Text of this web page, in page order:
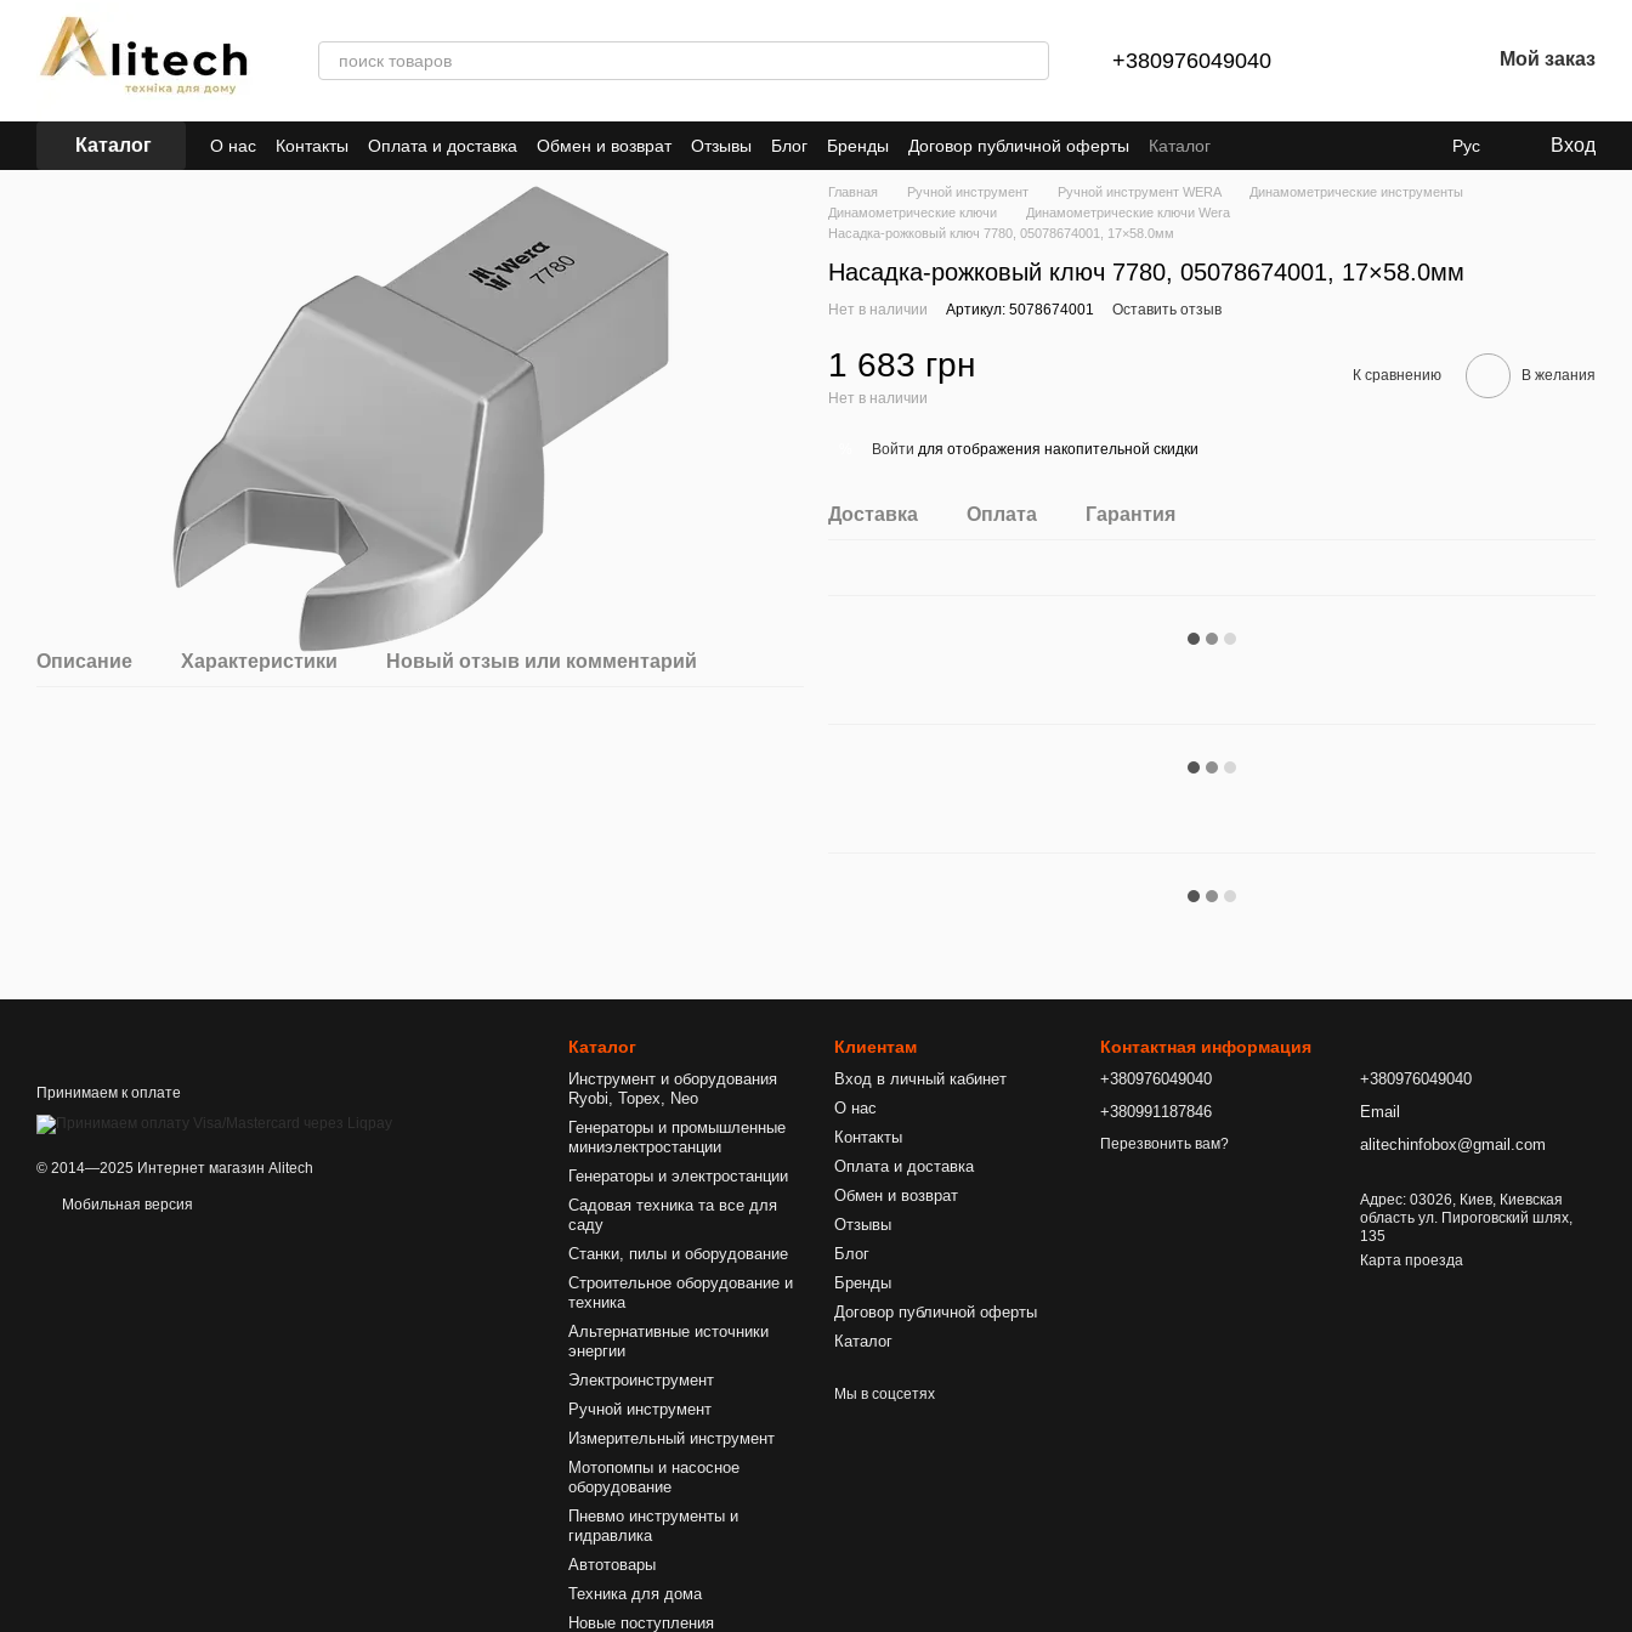
Перейти к основному контенту
+380976049040 Мой заказ
Каталог О нас Контакты Оплата и доставка Обмен и возврат Отзывы Блог Бренды Договор публичной оферты Каталог Рус Вход
Описание Характеристики Новый отзыв или комментарий
Главная Ручной инструмент Ручной инструмент WERA
Динамометрические инструменты
Динамометрические ключи
Динамометрические ключи Wera
Насадка-рожковый ключ 7780, 05078674001, 17×58.0мм
Насадка-рожковый ключ 7780, 05078674001, 17×58.0мм
Нет в наличии Артикул: 5078674001 Оставить отзыв
1 683 грн
Нет в наличии
К сравнению В желания
Войти для отображения накопительной скидки
Доставка Оплата Гарантия
Принимаем к оплате
© 2014—2025 Интернет магазин Alitech
Мобильная версия
Каталог
Инструмент и оборудования
Ryobi, Topex, Neo
Генераторы и промышленные
миниэлектростанции
Генераторы и электростанции
Садовая техника та все для
саду
Станки, пилы и оборудование
Строительное оборудование и
техника
Альтернативные источники
энергии
Электроинструмент
Ручной инструмент
Измерительный инструмент
Мотопомпы и насосное
оборудование
Пневмо инструменты и
гидравлика
Автотовары
Техника для дома
Новые поступления
Клиентам
Вход в личный кабинет
О нас
Контакты
Оплата и доставка
Обмен и возврат
Отзывы
Блог
Бренды
Договор публичной оферты
Каталог
Мы в соцсетях
Контактная информация
+380976049040
+380991187846
Перезвонить вам?
+380976049040
Email
alitechinfobox@gmail.com
Адрес: 03026, Киев, Киевская
область ул. Пироговский шлях,
135
Карта проезда